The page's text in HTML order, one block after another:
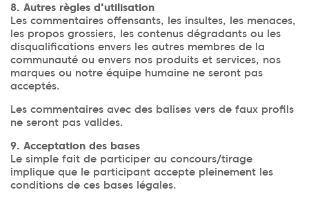
8. Autres règles d'utilisation
Les commentaires offensants, les insultes, les menaces,
les propos grossiers, les contenus dégradants ou les
disqualifications envers les autres membres de la
communauté ou envers nos produits et services, nos
marques ou notre équipe humaine ne seront pas
acceptés.
Les commentaires avec des balises vers de faux profils
ne seront pas valides.
9. Acceptation des bases
Le simple fait de participer au concours/tirage
implique que le participant accepte pleinement les
conditions de ces bases légales.